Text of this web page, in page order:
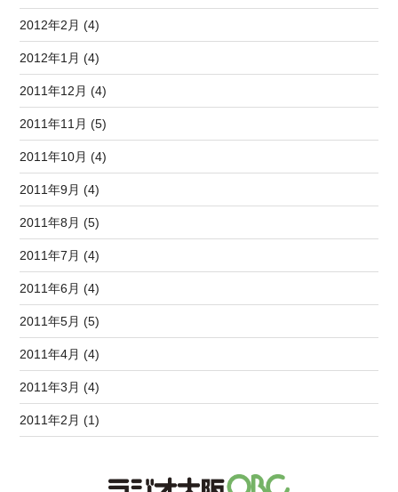
2012年2月 (4)
2012年1月 (4)
2011年12月 (4)
2011年11月 (5)
2011年10月 (4)
2011年9月 (4)
2011年8月 (5)
2011年7月 (4)
2011年6月 (4)
2011年5月 (5)
2011年4月 (4)
2011年3月 (4)
2011年2月 (1)